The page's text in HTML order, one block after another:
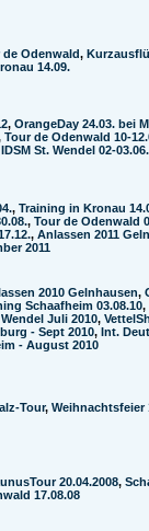
de Odenwald,
14.09.
, OrangeDay 24.03. bei
Tour de Odenwald 10-
IDSM St. Wendel 02-03.06.
, Training in Kronau
, Tour de Odenwald
, Anlassen 2011
2011
2010 Gelnhausen,
Schaafheim 03.08.10,
Juli 2010,
- Sept 2010, Int.
- August 2010
Tour, Weihnachtsfeier
20.04.2008,
17.08.08